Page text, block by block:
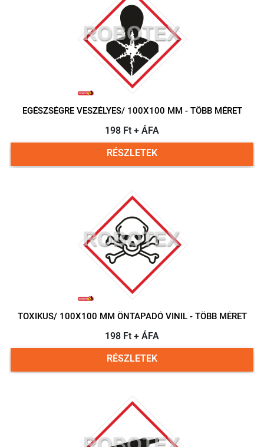
EGÉSZSÉGRE VESZÉLYES/ 100X100 MM - TÖBB MÉRET
198 Ft + ÁFA
RÉSZLETEK
TOXIKUS/ 100X100 MM ÖNTAPADÓ VINIL - TÖBB MÉRET
198 Ft + ÁFA
RÉSZLETEK